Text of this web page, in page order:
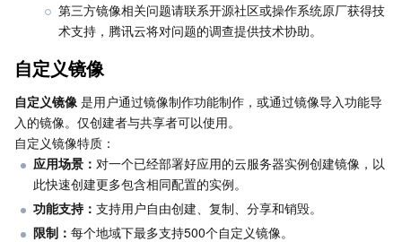
时序数据库 CTSDB
数据库管理中心
网关负载均衡
专线接入
云联网
弹性网卡
NAT 网关
密钥管理系统
凭据管理系统
堡垒机
数据安全审计
验证码
文本内容安全
图片内容安全
音频内容安全
视频内容安全
安全服务
渗透测试服务
安全服务平台
云安全
云防火墙
Web 应用防火墙
主机安全
应用安全
移动应用安全
安全凭证服务
域名与网站
域名注册
企业应用
第三方镜像相关问题请联系开源社区或操作系统原厂获得技
术支持，腾讯云将对问题的调查提供技术协助。
自定义镜像
自定义镜像 是用户通过镜像制作功能制作，或通过镜像导入功能导
入的镜像。仅创建者与共享者可以使用。
自定义镜像特质：
应用场景： 对一个已经部署好应用的云服务器实例创建镜像，以
此快速创建更多包含相同配置的实例。
功能支持： 支持用户自由创建、复制、分享和销毁。
限制： 每个地域下最多支持500个自定义镜像。